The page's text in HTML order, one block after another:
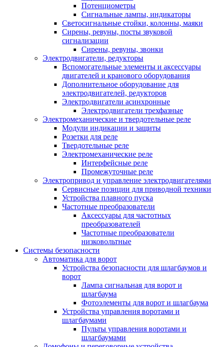
Потенциометры
Сигнальные лампы, индикаторы
Светосигнальные стойки, колонны, маяки
Сирены, ревуны, посты звуковой
сигнализации
Сирены, ревуны, звонки
Электродвигатели, редукторы
Вспомогательные элементы и аксессуары
двигателей и кранового оборудования
Дополнительное оборудование для
электродвигателей, редукторов
Электродвигатели асинхронные
Электродвигатели трехфазные
Электромеханические и твердотельные реле
Модули индикации и защиты
Розетки для реле
Твердотельные реле
Электромеханические реле
Интерфейсные реле
Промежуточные реле
Электропривод и управление электродвигателями
Сервисные позиции для приводной техники
Устройства плавного пуска
Частотные преобразователи
Аксессуары для частотных
преобразователей
Частотные преобразователи
низковольтные
Системы безопасности
Автоматика для ворот
Устройства безопасности для шлагбаумов и
ворот
Лампа сигнальная для ворот и
шлагбаума
Фотоэлементы для ворот и шлагбаума
Устройства управления воротами и
шлагбаумами
Пульты управления воротами и
шлагбаумами